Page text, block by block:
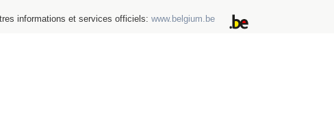
informations et services officiels: www.belgium.be